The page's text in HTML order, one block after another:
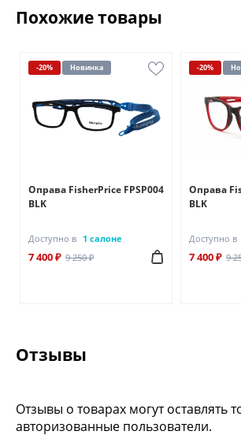
Похожие товары
-20% Новинка
Оправа FisherPrice FPSP004
BLK
Доступно в 1 салоне
7 400 ₽ 9 250 ₽
-20%
Оправа
BLK
Доступно в
7 400 ₽ 9
Отзывы
Отзывы о товарах могут оставлять
авторизованные пользователи.